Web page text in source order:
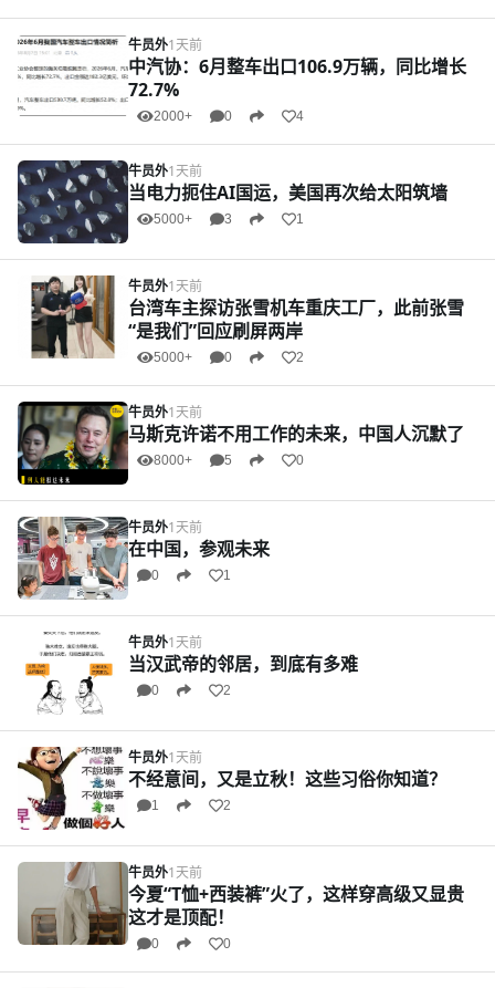
牛员外1天前
中汽协：6月整车出口106.9万辆，同比增长
72.7%
2000+ 0 4
牛员外1天前
当电力扼住AI国运，美国再次给太阳筑墙
5000+ 3 1
牛员外1天前
台湾车主探访张雪机车重庆工厂，此前张雪
“是我们”回应刷屏两岸
5000+ 0 2
牛员外1天前
马斯克许诺不用工作的未来，中国人沉默了
8000+ 5 0
牛员外1天前
在中国，参观未来
0 1
牛员外1天前
当汉武帝的邻居，到底有多难
0 2
牛员外1天前
不经意间，又是立秋！这些习俗你知道？
1 2
牛员外1天前
今夏“T恤+西装裤”火了，这样穿高级又显贵
这才是顶配！
0 0